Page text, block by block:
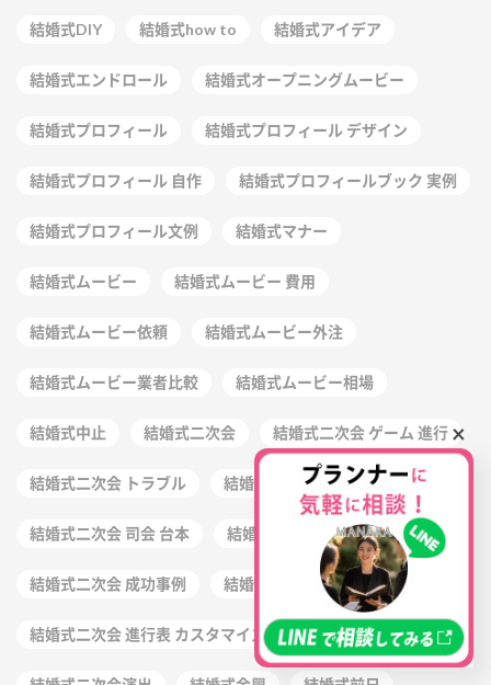
結婚式DIY 結婚式how to 結婚式アイデア
結婚式エンドロール 結婚式オープニングムービー
結婚式プロフィール 結婚式プロフィール デザイン
結婚式プロフィール 自作 結婚式プロフィールブック 実例
結婚式プロフィール文例 結婚式マナー
結婚式ムービー 結婚式ムービー 費用
結婚式ムービー依頼 結婚式ムービー外注
結婚式ムービー業者比較 結婚式ムービー相場
結婚式中止 結婚式二次会 結婚式二次会 ゲーム 進行
結婚式二次会 トラブル 結婚式二次会 台本 作り方
結婚式二次会 司会 台本 結婚式二次会 幹事 注意点
結婚式二次会 成功事例 結婚式二次会 準備
結婚式二次会 進行表 カスタマイズ 結婚式二次会らしさ
×